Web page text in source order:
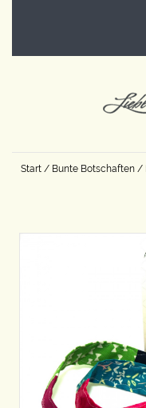
Start / Bunte Botschaften /